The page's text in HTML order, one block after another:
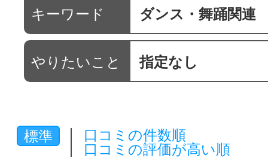
駅・路線か
通信講座を
キーワード ダンス・舞踊関連
やりたいこと 指定なし
標準
口コミの件数順
口コミの評価が高い順